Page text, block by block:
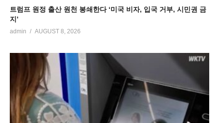
트럼프 원정 출산 원천 봉쇄한다 ‘미국 비자, 입국 거부, 시민권 금
지’
admin AUGUST 8, 2026